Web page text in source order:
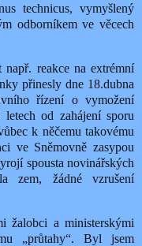
technicus, vymyšlený
odborníkem ve věcech
reakce na extrémní
přinesly dne 18.dubna
řízení o vymožení
od zahájení sporu
k něčemu takovému
ve Sněmovně zasypou
spousta novinářských
zem, žádné vzrušení
žalobci a ministerskými
„průtahy“. Byl jsem